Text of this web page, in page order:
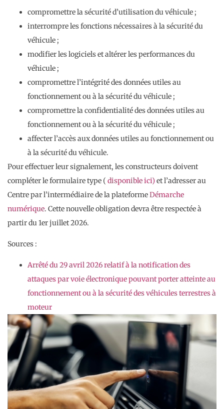
compromettre la sécurité d’utilisation du véhicule ;
interrompre les fonctions nécessaires à la sécurité du
véhicule ;
modifier les logiciels et altérer les performances du
véhicule ;
compromettre l’intégrité des données utiles au
fonctionnement ou à la sécurité du véhicule ;
compromettre la confidentialité des données utiles au
fonctionnement ou à la sécurité du véhicule ;
affecter l’accès aux données utiles au fonctionnement ou
à la sécurité du véhicule.
Pour effectuer leur signalement, les constructeurs doivent
compléter le formulaire type ( disponible ici) et l’adresser au
Centre par l’intermédiaire de la plateformeDémarche
numérique. Cette nouvelle obligation devra être respectée à
partir du 1er juillet 2026.
Sources :
Arrêté du 29 avril 2026 relatif à la notification des
attaques par voie électronique pouvant porter atteinte au
fonctionnement ou à la sécurité des véhicules terrestres à
moteur